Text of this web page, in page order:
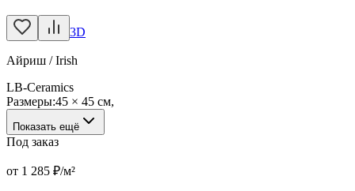
3D
Айриш / Irish
LB-Ceramics
Размеры:45 × 45 см,
Показать ещё
Под заказ
от 1 285 ₽/м²